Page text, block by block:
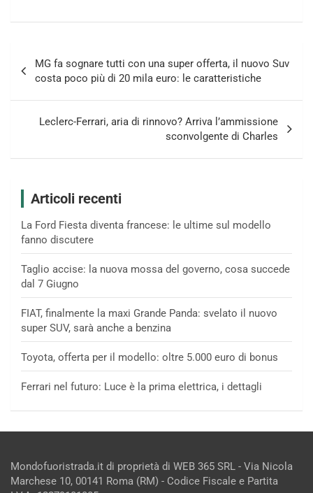
articoli
MG fa sognare tutti con una super offerta, il nuovo Suv
costa poco più di 20 mila euro: le caratteristiche
Leclerc-Ferrari, aria di rinnovo? Arriva l’ammissione
sconvolgente di Charles
Articoli recenti
La Ford Fiesta diventa francese: le ultime sul modello
fanno discutere
Taglio accise: la nuova mossa del governo, cosa succede
dal 7 Giugno
FIAT, finalmente la maxi Grande Panda: svelato il nuovo
super SUV, sarà anche a benzina
Toyota, offerta per il modello: oltre 5.000 euro di bonus
Ferrari nel futuro: Luce è la prima elettrica, i dettagli
Mondofuoristrada.it di proprietà di WEB 365 SRL - Via Nicola
Marchese 10, 00141 Roma (RM) - Codice Fiscale e Partita